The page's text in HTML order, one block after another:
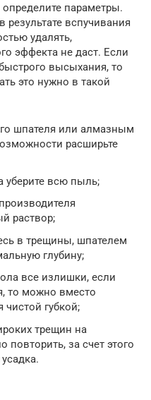
определите параметры.
вспучивания
удалять,
эффекта не даст. Если
высыхания, то
это нужно в такой
шпателя или алмазным
расширьте
всю пыль;
раствор;
в трещины, шпателем
глубину;
все излишки, если
то можно вместо
чистой губкой;
трещин на
за счет этого